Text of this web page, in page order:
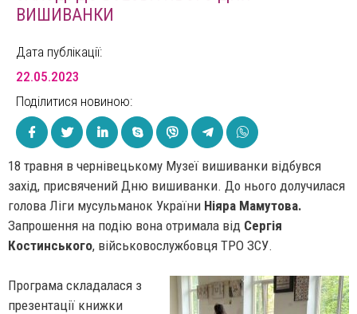
ВИШИВАНКИ
Дата публікації:
22.05.2023
Поділитися новиною:
18 травня в чернівецькому Музеї вишиванки відбувся
захід, присвячений Дню вишиванки. До нього долучилася
голова Ліги мусульманок України Ніяра Мамутова.
Запрошення на подію вона отримала від Сергія
Костинського, військовослужбовця ТРО ЗСУ.
Програма складалася з
презентації книжки